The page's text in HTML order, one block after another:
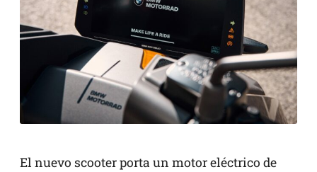
El nuevo scooter porta un motor eléctrico de